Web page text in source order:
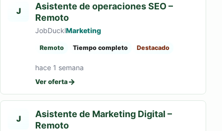
J
Asistente de operaciones SEO –
Remoto
JobDucklMarketing
Remoto Tiempo completo Destacado
hace 1 semana
Ver oferta→
J
Asistente de Marketing Digital –
Remoto